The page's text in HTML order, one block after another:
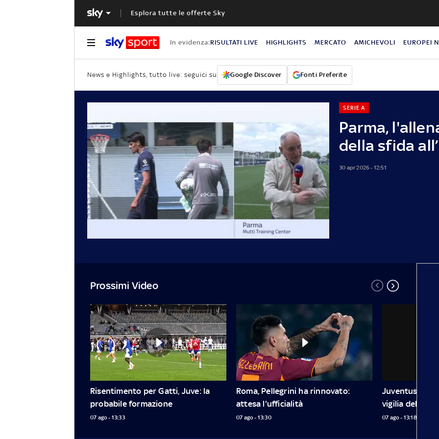
Esplora tutte le offerte Sky
In evidenza:RISULTATI LIVE HIGHLIGHTS MERCATO AMICHEVOLI EUROPEI
News e Highlights, tutto live: seguici su Google Discover Fonti Preferite
Parma,
della sfida
SERIE A
30 apr 2026 - 12:51
Prossimi Video
Risentimento per Gatti, Juve: la
probabile formazione
07 ago - 13:33
Roma, Pellegrini ha rinnovato:
attesa l'ufficialità
07 ago - 13:30
Juventus, il
vigilia dell'Inter
07 ago - 13:18